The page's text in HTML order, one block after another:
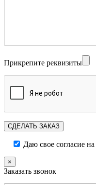
Прикрепите реквизиты
Даю свое согласие на
×
Заказать звонок